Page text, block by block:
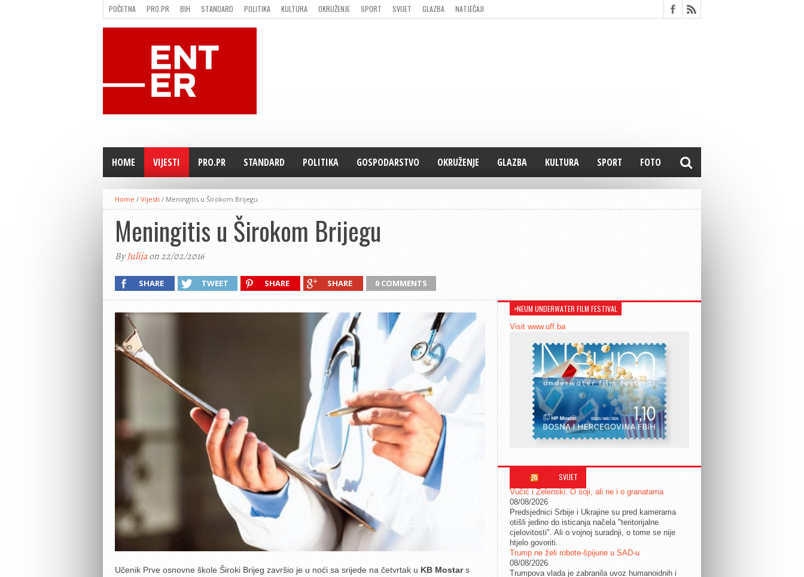
POČETNA PRO.PR BIH STANDARD POLITIKA KULTURA OKRUŽENJE SPORT SVIJET GLAZBA
NATJEČAJI
FILMING LOCATION IN BH
KONTAKT
HOME VIJESTI PRO.PR STANDARD POLITIKA GOSPODARSTVO OKRUŽENJE GLAZBA KULTURA SPORT FOTO
Home / Vijesti / Meningitis u Širokom Brijegu
Meningitis u Širokom Brijegu
ByJulijaon 22/02/2016
SHARE TWEET SHARE SHARE 0 COMMENTS
Učenik Prve osnovne škole Široki Brijeg završio je u noći sa srijede na četvrtak u KB Mostars
>NEUM UNDERWATER FILM FESTIVAL
Visit www.uff.ba
SVIJET
Vučić i Zelenski: O soji, ali ne i o granatama
08/08/2026
Predsjednici Srbije i Ukrajine su pred kamerama
otišli jedino do isticanja načela "teritorijalne
cjelovitosti". Ali o vojnoj suradnji, o tome se nije
htjelo govoriti.
Trump ne želi robote-špijune u SAD-u
08/08/2026
Trumpova vlada je zabranila uvoz humanoidnih i